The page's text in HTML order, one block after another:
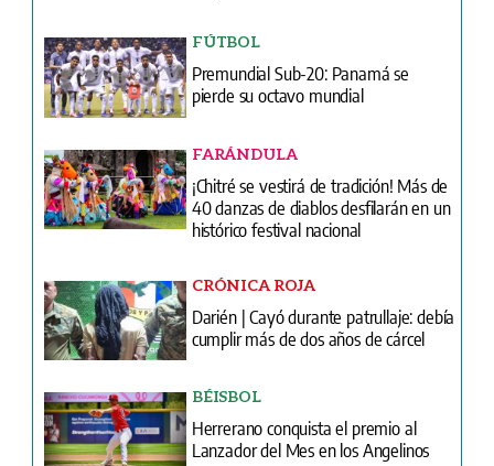
FÚTBOL
Premundial Sub-20: Panamá se
pierde su octavo mundial
FARÁNDULA
¡Chitré se vestirá de tradición! Más de
40 danzas de diablos desfilarán en un
histórico festival nacional
CRÓNICA ROJA
Darién | Cayó durante patrullaje: debía
cumplir más de dos años de cárcel
BÉISBOL
Herrerano conquista el premio al
Lanzador del Mes en los Angelinos